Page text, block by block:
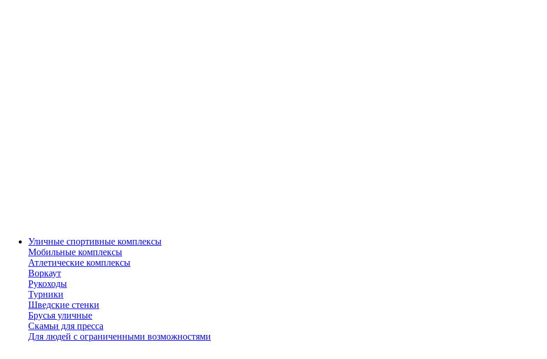
Уличные спортивные комплексы
Мобильные комплексы
Атлетические комплексы
Воркаут
Рукоходы
Турники
Шведские стенки
Брусья уличные
Скамьи для пресса
Для людей с ограниченными возможностями